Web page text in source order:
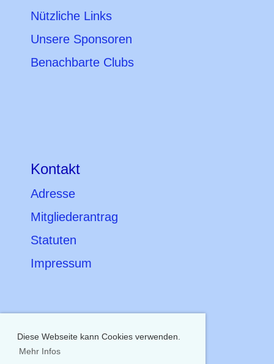
Diese Webseite kann Cookies verwenden.
Mehr Infos
Nützliche Links
Unsere Sponsoren
Benachbarte Clubs
Kontakt
Adresse
Mitgliederantrag
Statuten
Impressum